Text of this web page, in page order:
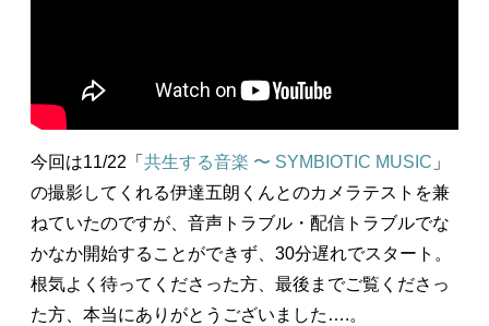
今回は11/22「 共生する音楽 〜 SYMBIOTIC MUSIC 」
の撮影してくれる伊達五朗くんとのカメラテストを兼
ねていたのですが、音声トラブル・配信トラブルでな
かなか開始することができず、30分遅れでスタート。
根気よく待ってくださった方、最後までご覧くださっ
た方、本当にありがとうございました….。